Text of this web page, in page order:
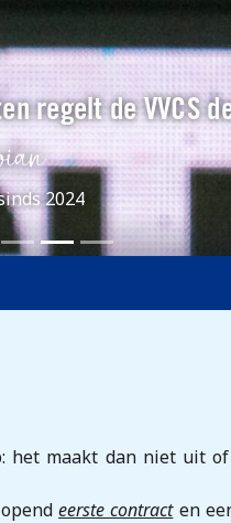
regelt de VVCS
2024
maakt dan niet uit
eerste contracten